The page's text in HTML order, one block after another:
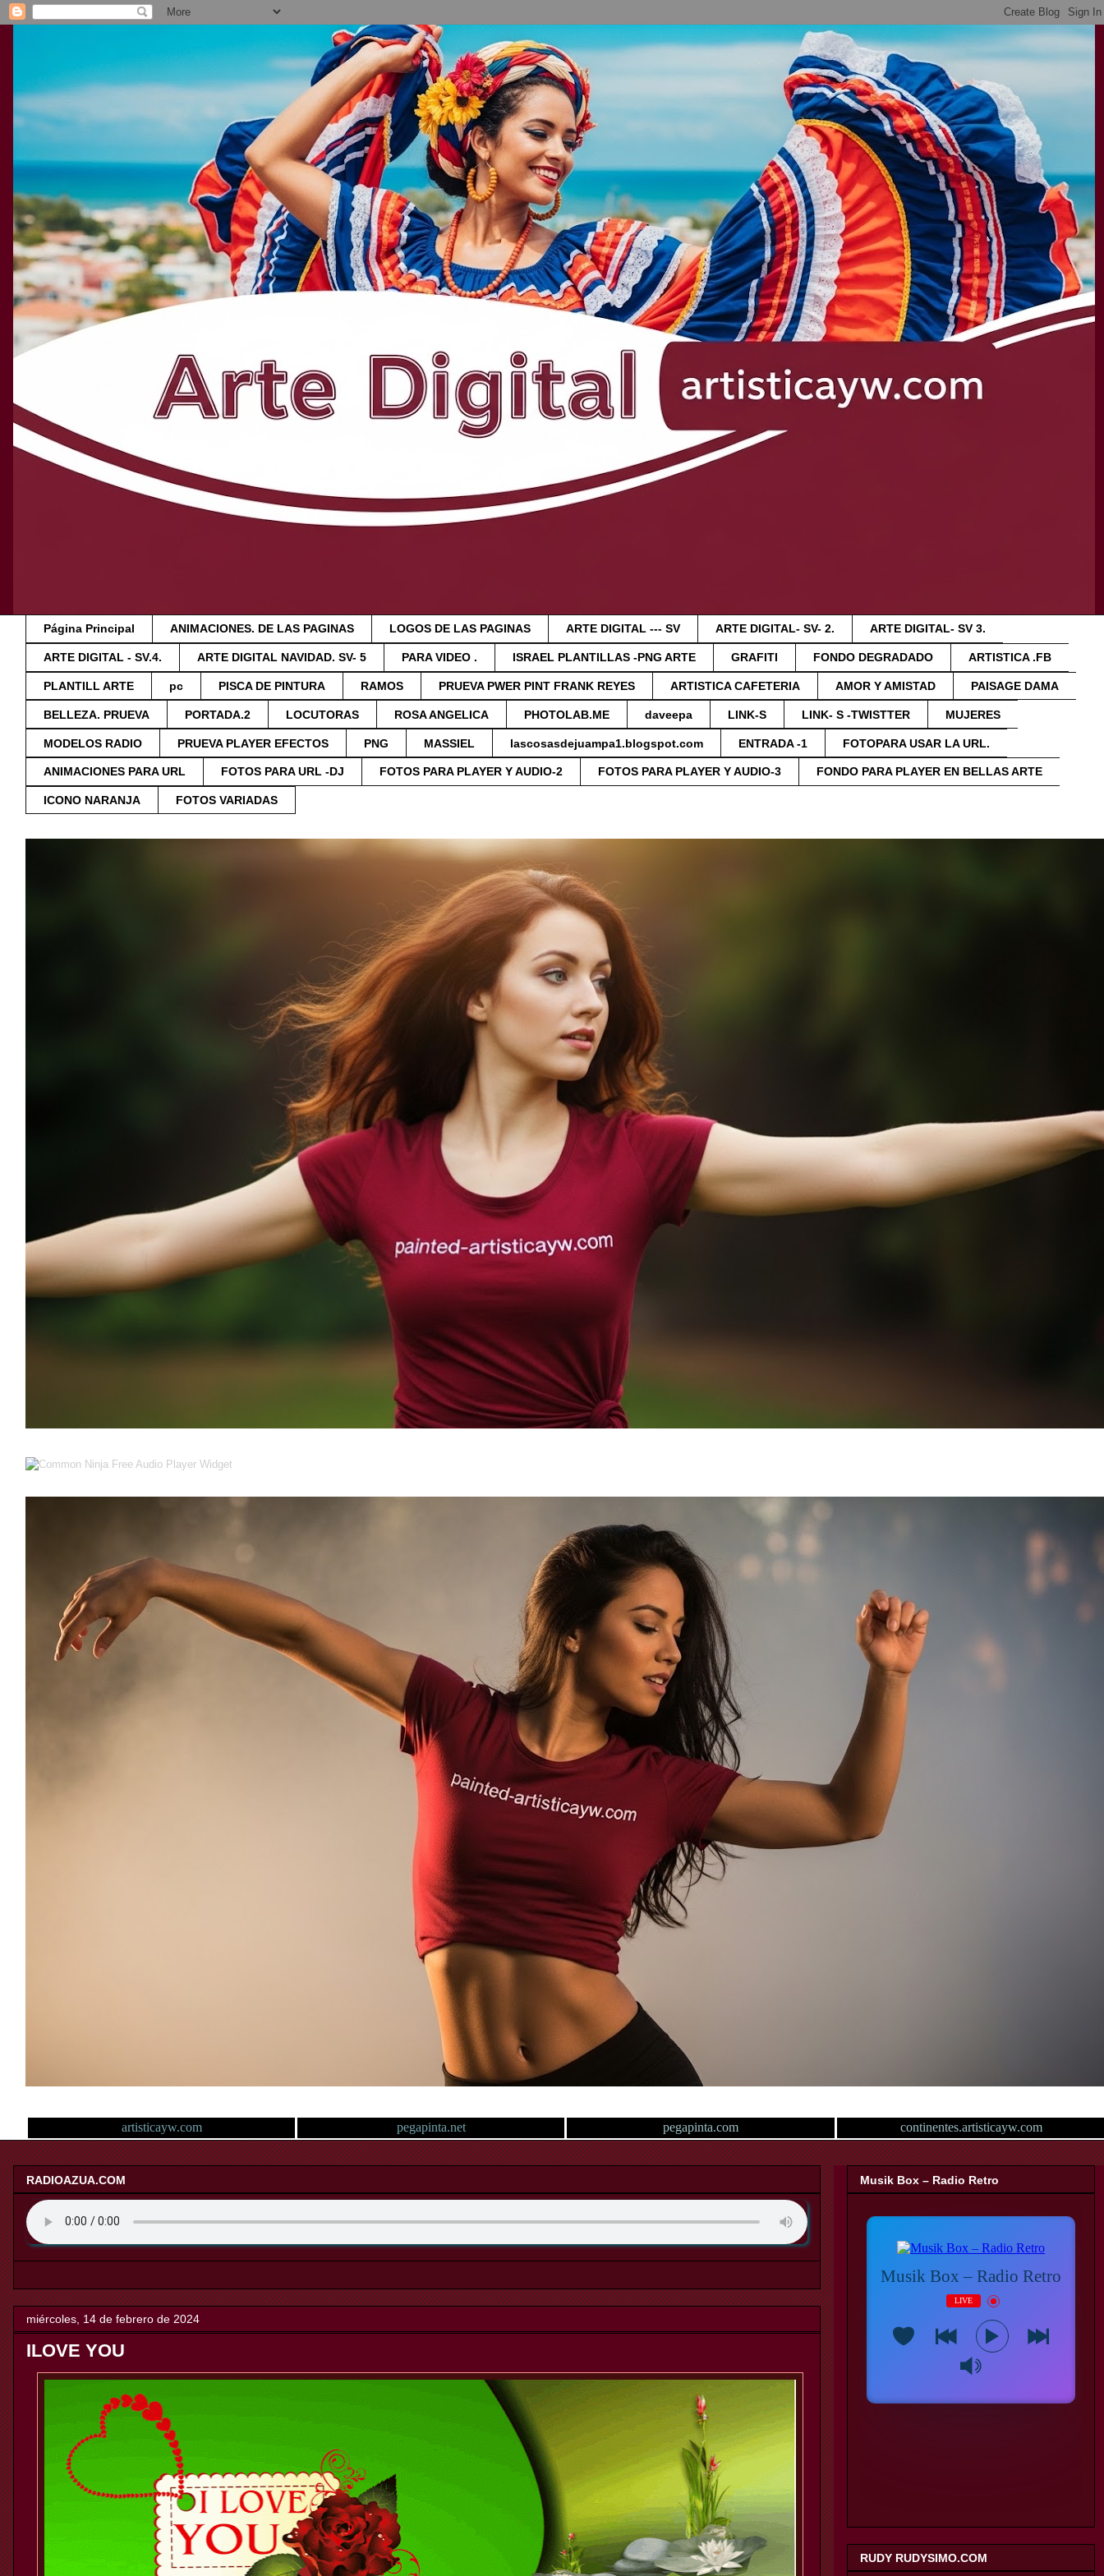
Página Principal ANIMACIONES. DE LAS PAGINAS LOGOS DE LAS PAGINAS ARTE DIGITAL --- SV ARTE DIGITAL- SV- 2. ARTE DIGITAL- SV 3.
ARTE DIGITAL - SV.4. ARTE DIGITAL NAVIDAD. SV- 5 PARA VIDEO . ISRAEL PLANTILLAS -PNG ARTE GRAFITI FONDO DEGRADADO ARTISTICA .FB
PLANTILL ARTE pc PISCA DE PINTURA RAMOS PRUEVA PWER PINT FRANK REYES ARTISTICA CAFETERIA AMOR Y AMISTAD PAISAGE DAMA
BELLEZA. PRUEVA PORTADA.2 LOCUTORAS ROSA ANGELICA PHOTOLAB.ME daveepa LINK-S LINK- S -TWISTTER MUJERES
MODELOS RADIO PRUEVA PLAYER EFECTOS PNG MASSIEL lascosasdejuampa1.blogspot.com ENTRADA -1 FOTOPARA USAR LA URL.
ANIMACIONES PARA URL FOTOS PARA URL -DJ FOTOS PARA PLAYER Y AUDIO-2 FOTOS PARA PLAYER Y AUDIO-3 FONDO PARA PLAYER EN BELLAS ARTE
ICONO NARANJA FOTOS VARIADAS
Free Audio Player Widget
artisticayw.com pegapinta.net pegapinta.com continentes.artisticayw.com
RADIOAZUA.COM
miércoles, 14 de febrero de 2024
ILOVE YOU
Musik Box – Radio Retro
RUDY RUDYSIMO.COM